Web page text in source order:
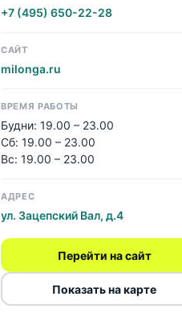
+7 (495) 650-22-28
САЙТ
milonga.ru
ВРЕМЯ РАБОТЫ
Будни: 19.00 – 23.00
Сб: 19.00 – 23.00
Вс: 19.00 – 23.00
АДРЕС
ул. Зацепский Вал, д.4
Перейти на сайт
Показать на карте